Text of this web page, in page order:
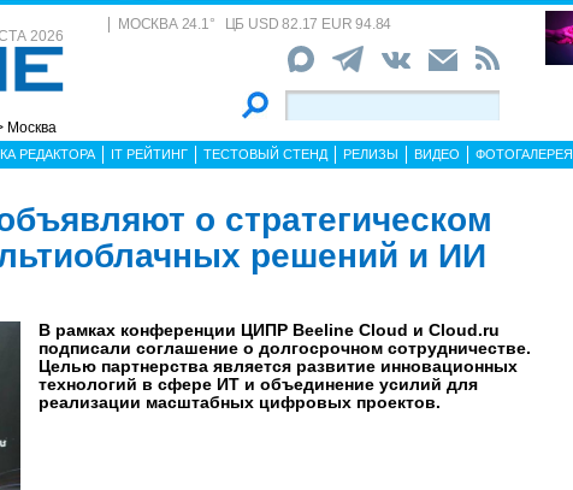
2026
Москва
МОСКВА 24.1° ЦБ USD 82.17 EUR 94.84
РЕДАКТОРА IT РЕЙТИНГ ТЕСТОВЫЙ СТЕНД РЕЛИЗЫ ВИДЕО ФОТОГАЛЕРЕЯ
о стратегическом
решений и ИИ
В рамках конференции ЦИПР Beeline Cloud и Cloud.ru
подписали соглашение о долгосрочном сотрудничестве.
Целью партнерства является развитие инновационных
технологий в сфере ИТ и объединение усилий для
реализации масштабных цифровых проектов.